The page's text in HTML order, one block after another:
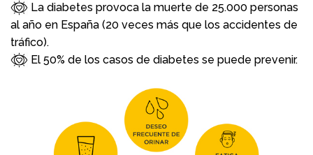
La diabetes provoca la muerte de 25.000 personas
al año en España (20 veces más que los accidentes de
tráfico).
El 50% de los casos de diabetes se puede prevenir.